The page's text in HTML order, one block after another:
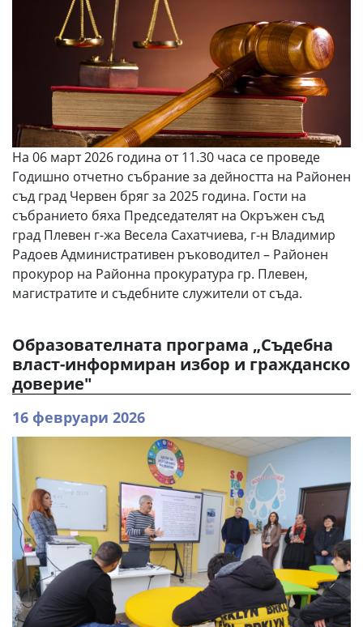
На 06 март 2026 година от 11.30 часа се проведе
Годишно отчетно събрание за дейността на Районен
съд град Червен бряг за 2025 година. Гости на
събранието бяха Председателят на Окръжен съд
град Плевен г-жа Весела Сахатчиева, г-н Владимир
Радоев Административен ръководител – Районен
прокурор на Районна прокуратура гр. Плевен,
магистратите и съдебните служители от съда.
Образователната програма „Съдебна
власт-информиран избор и гражданско
доверие"
16 февруари 2026